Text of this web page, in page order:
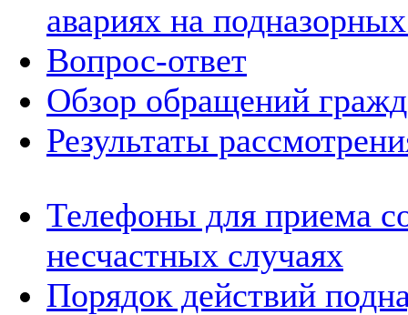
авариях на
Вопрос-ответ
Обзор обращений
Результаты
Телефоны для приема
несчастных случаях
Порядок действий